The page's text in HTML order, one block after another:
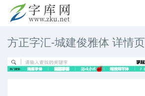
方正字汇-城建俊雅体 详情页